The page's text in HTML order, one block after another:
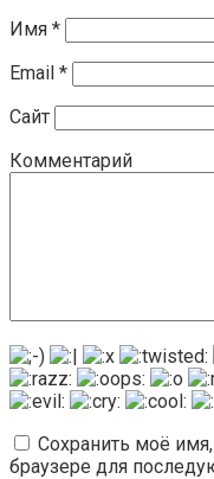
Имя *
Email *
Сайт
Комментарий
Сохранить моё
браузере для